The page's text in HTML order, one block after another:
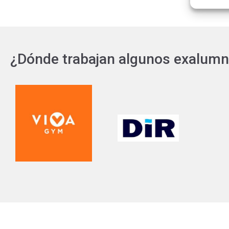
¿Dónde trabajan algunos